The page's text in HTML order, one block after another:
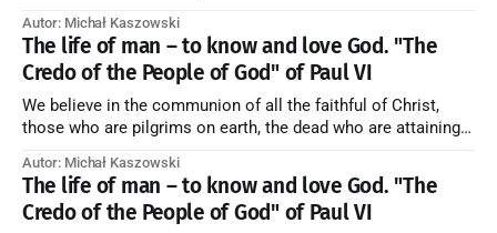
artykuł w starym serwisie →
Autor: Michał Kaszowski
The life of man – to know and love God. "The
Credo of the People of God" of Paul VI
We believe in the communion of all the faithful of Christ,
those who are pilgrims on earth, the dead who are attaining
forming one Church; and we believe that in this communion
the merciful love of God and His saints is
Autor: Michał Kaszowski
The life of man – to know and love God. "The
Credo of the People of God" of Paul VI